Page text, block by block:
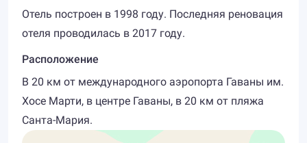
Отель построен в 1998 году. Последняя реновация
отеля проводилась в 2017 году.
Расположение
В 20 км от международного аэропорта Гаваны им.
Хосе Марти, в центре Гаваны, в 20 км от пляжа
Санта-Мария.